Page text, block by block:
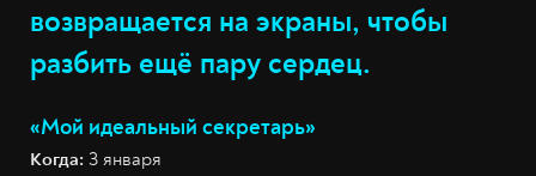
возвращается на экраны, чтобы
разбить ещё пару сердец.
«Мой идеальный секретарь»
Когда: 3 января